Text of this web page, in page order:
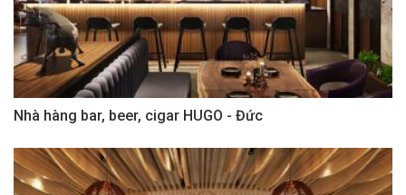
Nhà hàng bar, beer, cigar HUGO - Đức